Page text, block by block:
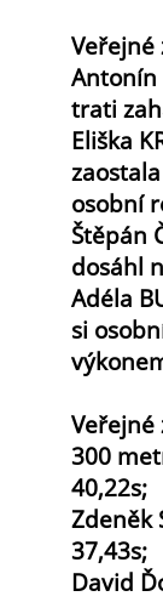
Veřejné
Antonín
trati
Eliška
osobní
Štěpán
dosáhl
Adéla
si
Veřejné
300
40,22s;
Zdeněk
37,43s;
David